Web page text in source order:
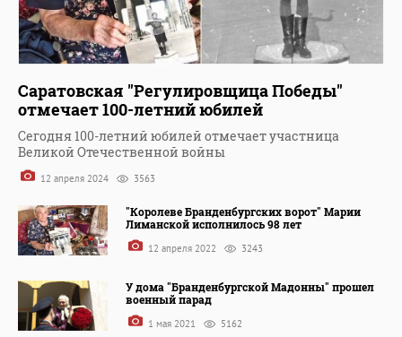
Саратовская "Регулировщица Победы"
отмечает 100-летний юбилей
Сегодня 100-летний юбилей отмечает участница
Великой Отечественной войны
12 апреля 2024 3563
"Королеве Бранденбургских ворот" Марии
Лиманской исполнилось 98 лет
12 апреля 2022 3243
У дома "Бранденбургской Мадонны" прошел
военный парад
1 мая 2021 5162